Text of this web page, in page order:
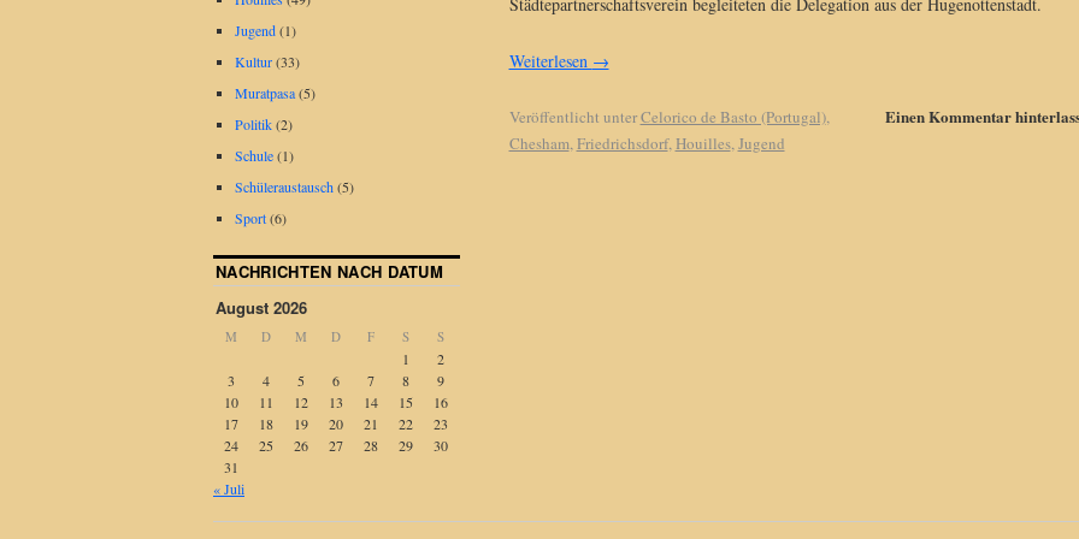
Weiterlesen →
Einen Kommentar
Veröffentlicht unterCelorico de Basto (Portugal),
Chesham,Friedrichsdorf,Houilles,Jugend
Jugend(1)
Kultur(33)
Muratpasa(5)
Politik(2)
Schule(1)
Schüleraustausch(5)
Sport(6)
NACHRICHTEN NACH DATUM
August 2026
M D M D F S S
1
2
3
4 5 6 7 8
9
10
11 12 13 14 15
16
17
18 19 20 21 22
23
24
25 26 27 28 29
30
31
« Juli